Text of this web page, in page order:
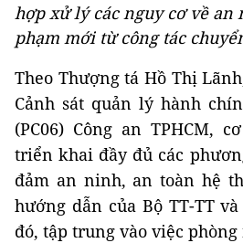
hợp xử lý các nguy cơ về an
phạm mới từ công tác
Theo Thượng tá Hồ Thị
Cảnh sát quản lý hành
(PC06) Công an TPHCM,
triển khai đầy đủ các
đảm an ninh, an toàn hệ
hướng dẫn của Bộ TT-TT
đó, tập trung vào việc